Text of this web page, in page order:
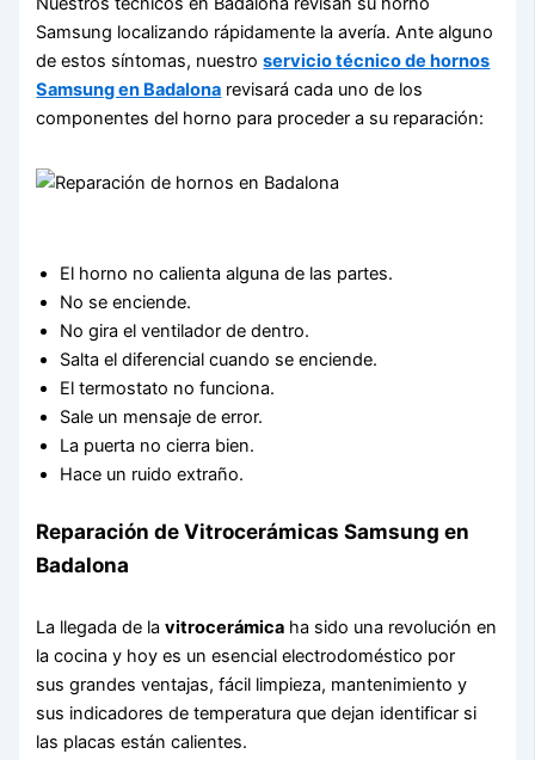
Samsung localizando rápidamente la avería. Ante alguno
de estos síntomas, nuestroservicio técnico de hornos
Samsung en Badalona revisará cada uno de los
componentes del horno para proceder a su reparación:
El horno no calienta alguna de las partes.
No se enciende.
No gira el ventilador de dentro.
Salta el diferencial cuando se enciende.
El termostato no funciona.
Sale un mensaje de error.
La puerta no cierra bien.
Hace un ruido extraño.
Reparación de Vitrocerámicas Samsung en
Badalona
La llegada de lavitrocerámica ha sido una revolución en
la cocina y hoy es un esencial electrodoméstico por
sus grandes ventajas, fácil limpieza, mantenimiento y
sus indicadores de temperatura que dejan identificar si
las placas están calientes.